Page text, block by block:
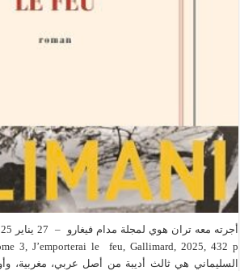
السليماني هي ثالث أديبة من أصل عربي، مغربية،